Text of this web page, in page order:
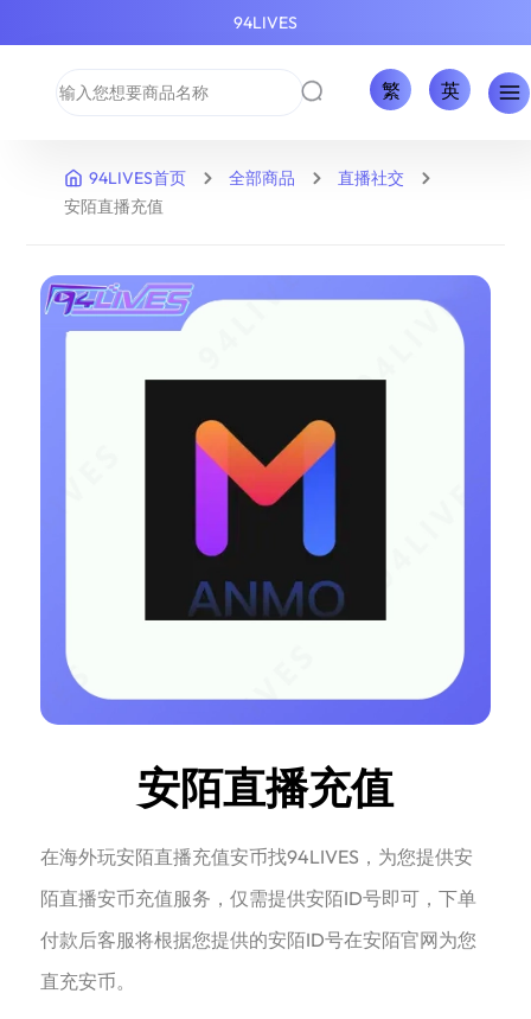
94LIVES
繁 英
94LIVES首页 全部商品
直播社交
安陌直播充值
安陌直播充值
在海外玩安陌直播充值安币找94LIVES，为您提供安
陌直播安币充值服务，仅需提供安陌ID号即可，下单
付款后客服将根据您提供的安陌ID号在安陌官网为您
直充安币。